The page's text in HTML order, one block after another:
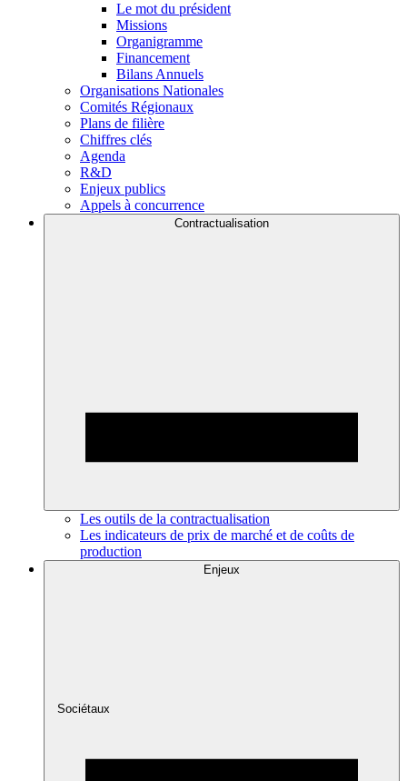
Le mot du président
Missions
Organigramme
Financement
Bilans Annuels
Organisations Nationales
Comités Régionaux
Plans de filière
Chiffres clés
Agenda
R&D
Enjeux publics
Appels à concurrence
Contractualisation
Les outils de la contractualisation
Les indicateurs de prix de marché et de coûts de
production
Enjeux
Sociétaux